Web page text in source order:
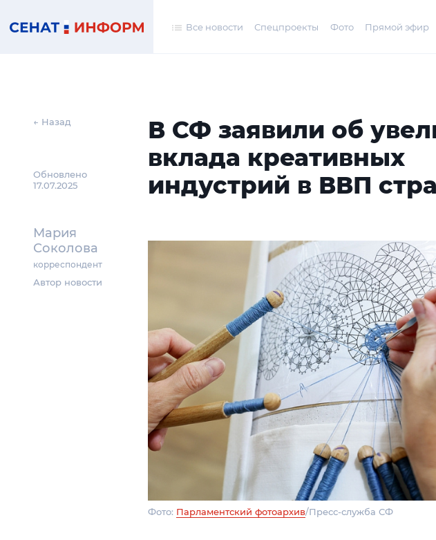
Все новости Спецпроекты Фото Прямой эфир
← Назад
Обновлено
17.07.2025
Мария
Соколова
корреспондент
Автор новости
В СФ заявили об
вклада креативных
индустрий в ВВП
Фото: Парламентский фотоархив/Пресс-служба СФ